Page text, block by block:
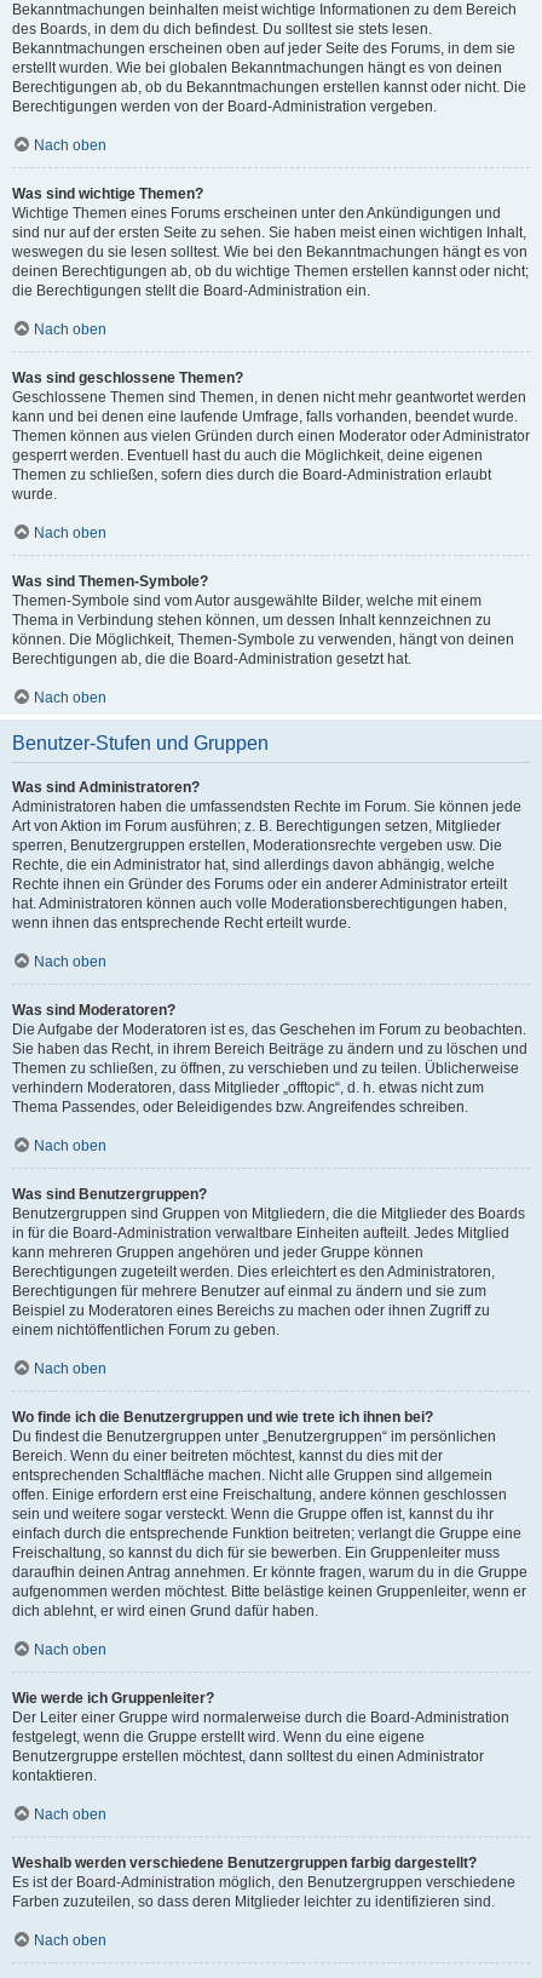
Bekanntmachungen beinhalten meist wichtige Informationen zu dem Bereich
des Boards, in dem du dich befindest. Du solltest sie stets lesen.
Bekanntmachungen erscheinen oben auf jeder Seite des Forums, in dem sie
erstellt wurden. Wie bei globalen Bekanntmachungen hängt es von deinen
Berechtigungen ab, ob du Bekanntmachungen erstellen kannst oder nicht. Die
Berechtigungen werden von der Board-Administration vergeben.
Nach oben
Was sind wichtige Themen?
Wichtige Themen eines Forums erscheinen unter den Ankündigungen und
sind nur auf der ersten Seite zu sehen. Sie haben meist einen wichtigen Inhalt,
weswegen du sie lesen solltest. Wie bei den Bekanntmachungen hängt es von
deinen Berechtigungen ab, ob du wichtige Themen erstellen kannst oder nicht;
die Berechtigungen stellt die Board-Administration ein.
Nach oben
Was sind geschlossene Themen?
Geschlossene Themen sind Themen, in denen nicht mehr geantwortet werden
kann und bei denen eine laufende Umfrage, falls vorhanden, beendet wurde.
Themen können aus vielen Gründen durch einen Moderator oder Administrator
gesperrt werden. Eventuell hast du auch die Möglichkeit, deine eigenen
Themen zu schließen, sofern dies durch die Board-Administration erlaubt
wurde.
Nach oben
Was sind Themen-Symbole?
Themen-Symbole sind vom Autor ausgewählte Bilder, welche mit einem
Thema in Verbindung stehen können, um dessen Inhalt kennzeichnen zu
können. Die Möglichkeit, Themen-Symbole zu verwenden, hängt von deinen
Berechtigungen ab, die die Board-Administration gesetzt hat.
Nach oben
Benutzer-Stufen und Gruppen
Was sind Administratoren?
Administratoren haben die umfassendsten Rechte im Forum. Sie können jede
Art von Aktion im Forum ausführen; z. B. Berechtigungen setzen, Mitglieder
sperren, Benutzergruppen erstellen, Moderationsrechte vergeben usw. Die
Rechte, die ein Administrator hat, sind allerdings davon abhängig, welche
Rechte ihnen ein Gründer des Forums oder ein anderer Administrator erteilt
hat. Administratoren können auch volle Moderationsberechtigungen haben,
wenn ihnen das entsprechende Recht erteilt wurde.
Nach oben
Was sind Moderatoren?
Die Aufgabe der Moderatoren ist es, das Geschehen im Forum zu beobachten.
Sie haben das Recht, in ihrem Bereich Beiträge zu ändern und zu löschen und
Themen zu schließen, zu öffnen, zu verschieben und zu teilen. Üblicherweise
verhindern Moderatoren, dass Mitglieder „offtopic“, d. h. etwas nicht zum
Thema Passendes, oder Beleidigendes bzw. Angreifendes schreiben.
Nach oben
Was sind Benutzergruppen?
Benutzergruppen sind Gruppen von Mitgliedern, die die Mitglieder des Boards
in für die Board-Administration verwaltbare Einheiten aufteilt. Jedes Mitglied
kann mehreren Gruppen angehören und jeder Gruppe können
Berechtigungen zugeteilt werden. Dies erleichtert es den Administratoren,
Berechtigungen für mehrere Benutzer auf einmal zu ändern und sie zum
Beispiel zu Moderatoren eines Bereichs zu machen oder ihnen Zugriff zu
einem nichtöffentlichen Forum zu geben.
Nach oben
Wo finde ich die Benutzergruppen und wie trete ich ihnen bei?
Du findest die Benutzergruppen unter „Benutzergruppen“ im persönlichen
Bereich. Wenn du einer beitreten möchtest, kannst du dies mit der
entsprechenden Schaltfläche machen. Nicht alle Gruppen sind allgemein
offen. Einige erfordern erst eine Freischaltung, andere können geschlossen
sein und weitere sogar versteckt. Wenn die Gruppe offen ist, kannst du ihr
einfach durch die entsprechende Funktion beitreten; verlangt die Gruppe eine
Freischaltung, so kannst du dich für sie bewerben. Ein Gruppenleiter muss
daraufhin deinen Antrag annehmen. Er könnte fragen, warum du in die Gruppe
aufgenommen werden möchtest. Bitte belästige keinen Gruppenleiter, wenn er
dich ablehnt, er wird einen Grund dafür haben.
Nach oben
Wie werde ich Gruppenleiter?
Der Leiter einer Gruppe wird normalerweise durch die Board-Administration
festgelegt, wenn die Gruppe erstellt wird. Wenn du eine eigene
Benutzergruppe erstellen möchtest, dann solltest du einen Administrator
kontaktieren.
Nach oben
Weshalb werden verschiedene Benutzergruppen farbig dargestellt?
Es ist der Board-Administration möglich, den Benutzergruppen verschiedene
Farben zuzuteilen, so dass deren Mitglieder leichter zu identifizieren sind.
Nach oben